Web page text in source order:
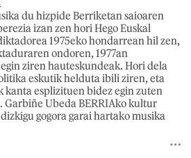
du hizpide Berriketan saioaren
izan zen hori Hego Euskal
1975eko hondarrean hil zen,
ondoren, 1977an
ziren hauteskundeak. Hori dela
eskutik helduta ibili ziren, eta
kanta esplizituen bidez egin zuten
Garbiñe Ubeda BERRIAko kultur
gogora garai hartako musika